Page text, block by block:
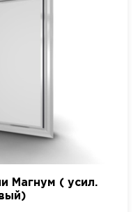
Магнум ( усил.